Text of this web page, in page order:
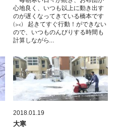
心地良く、いつも以上に動き出す
のが遅くなってきている橋本です
(><) 起きてすぐ行動！ができない
ので、いつものんびりする時間も
計算しながら…
2018.01.19
大寒